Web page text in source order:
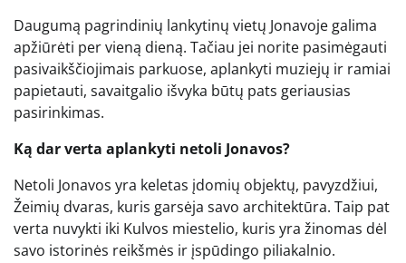
Daugumą pagrindinių lankytinų vietų Jonavoje galima
apžiūrėti per vieną dieną. Tačiau jei norite pasimėgauti
pasivaikščiojimais parkuose, aplankyti muziejų ir ramiai
papietauti, savaitgalio išvyka būtų pats geriausias
pasirinkimas.
Ką dar verta aplankyti netoli Jonavos?
Netoli Jonavos yra keletas įdomių objektų, pavyzdžiui,
Žeimių dvaras, kuris garsėja savo architektūra. Taip pat
verta nuvykti iki Kulvos miestelio, kuris yra žinomas dėl
savo istorinės reikšmės ir įspūdingo piliakalnio.